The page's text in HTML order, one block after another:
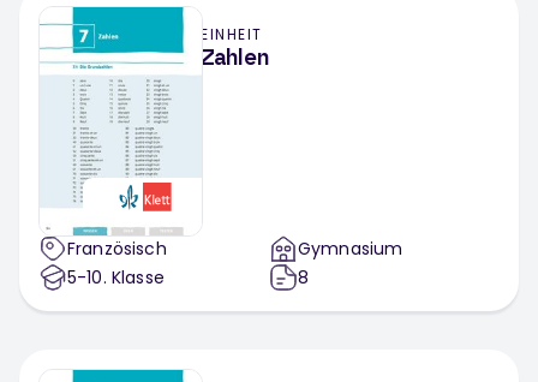
Sachunterricht
Werken / Textiles Gestalten
Fächerübergreifend
EINHEIT
Zahlen
Französisch
5-10. Klasse
Gymnasium
8